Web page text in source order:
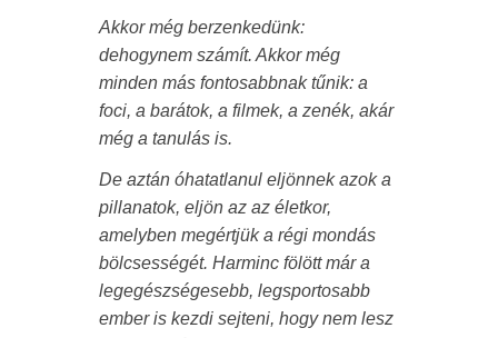
Akkor még berzenkedünk:
dehogynem számít. Akkor még
minden más fontosabbnak tűnik: a
foci, a barátok, a filmek, a zenék, akár
még a tanulás is.
De aztán óhatatlanul eljönnek azok a
pillanatok, eljön az az életkor,
amelyben megértjük a régi mondás
bölcsességét. Harminc fölött már a
legegészségesebb, legsportosabb
ember is kezdi sejteni, hogy nem lesz